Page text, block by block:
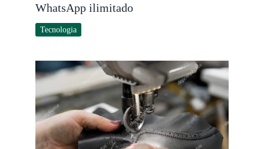
WhatsApp ilimitado
Tecnologia